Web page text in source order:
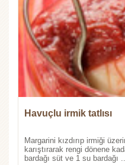
Havuçlu irmik tatlısı
Margarini kızdırıp irmiği
karıştırarak rengi dönene
bardağı süt ve 1 su bardağı ...